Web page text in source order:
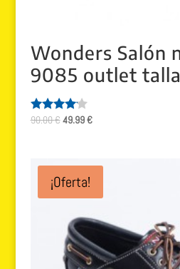
Wonders Salón
9085 outlet
Valorado
90.00€El
era:
90.00 €.
49.99€El
es:
¡Oferta!